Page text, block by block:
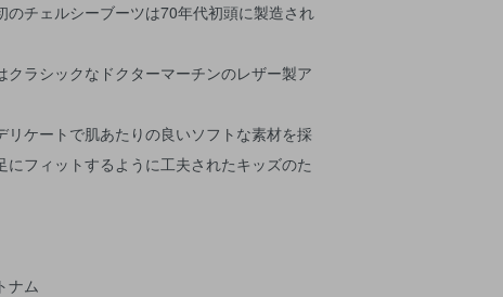
のチェルシーブーツは70年代初頭に製造され
クラシックなドクターマーチンのレザー製ア
リケートで肌あたりの良いソフトな素材を採
にフィットするように工夫されたキッズのた
ナム